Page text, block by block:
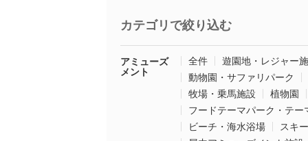
カテゴリで絞り込む
アミューズ
メント
全件
遊園地・レジャー
動物園・サファリパーク
牧場・乗馬施設
植物園
フードテーマパーク・テー
ビーチ・海水浴場
スキ